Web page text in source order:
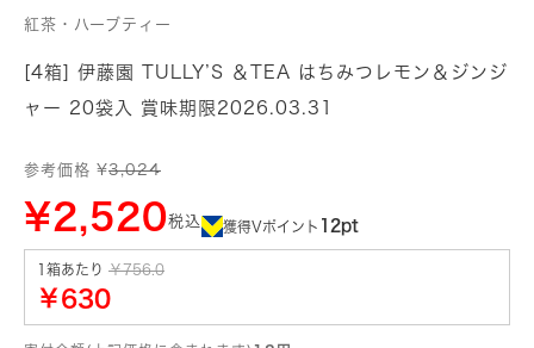
紅茶・ハーブティー
[4箱] 伊藤園 TULLY’S ＆TEA はちみつレモン＆ジンジ
ャー 20袋入 賞味期限2026.03.31
参考価格 ¥3,024
¥2,520税込 獲得Vポイント 12pt
1箱あたり ￥756.0
￥630